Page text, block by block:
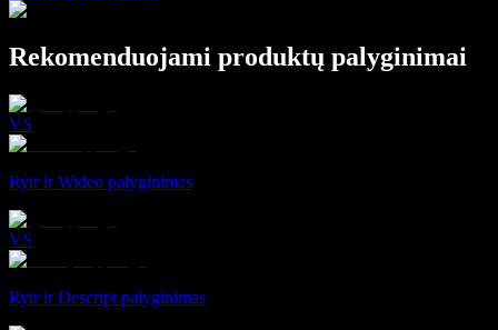
Rekomenduojami produktų palyginimai
VS
Rytr ir Wideo palyginimas
VS
Rytr ir Descript palyginimas